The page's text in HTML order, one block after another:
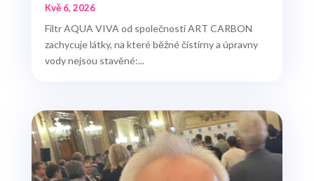
Kvě 6, 2026
Filtr AQUA VIVA od společnosti ART CARBON
zachycuje látky, na které běžné čistírny a úpravny
vody nejsou stavěné:...